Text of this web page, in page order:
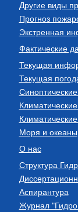
Другие виды
Прогноз
Экстренная
Фактические
Текущая
Текущая
Моря и океаны
О нас
Структура
Аспирантура
Журнал